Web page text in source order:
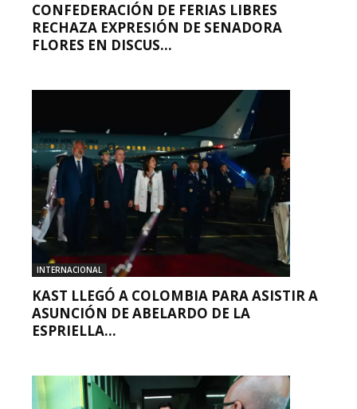
CONFEDERACIÓN DE FERIAS LIBRES
RECHAZA EXPRESIÓN DE SENADORA
FLORES EN DISCUS...
INTERNACIONAL
KAST LLEGÓ A COLOMBIA PARA ASISTIR A
ASUNCIÓN DE ABELARDO DE LA
ESPRIELLA...